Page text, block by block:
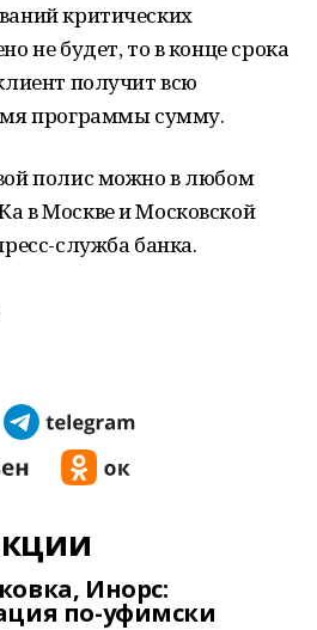
критических
не будет, то в конце срока
получит всю
программы сумму.
полис можно в любом
в Москве и Московской
служба банка.
Инорс:
по-уфимски